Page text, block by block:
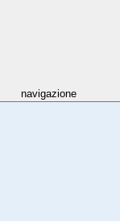
navigazione